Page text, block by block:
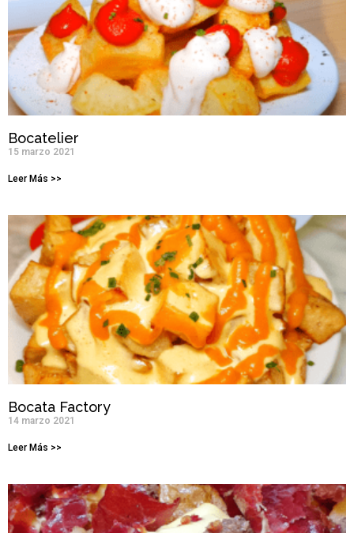
Bocatelier
15 marzo 2021
Leer Más >>
Bocata Factory
14 marzo 2021
Leer Más >>